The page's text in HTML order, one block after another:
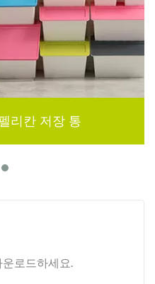
장 통
로드하세요.